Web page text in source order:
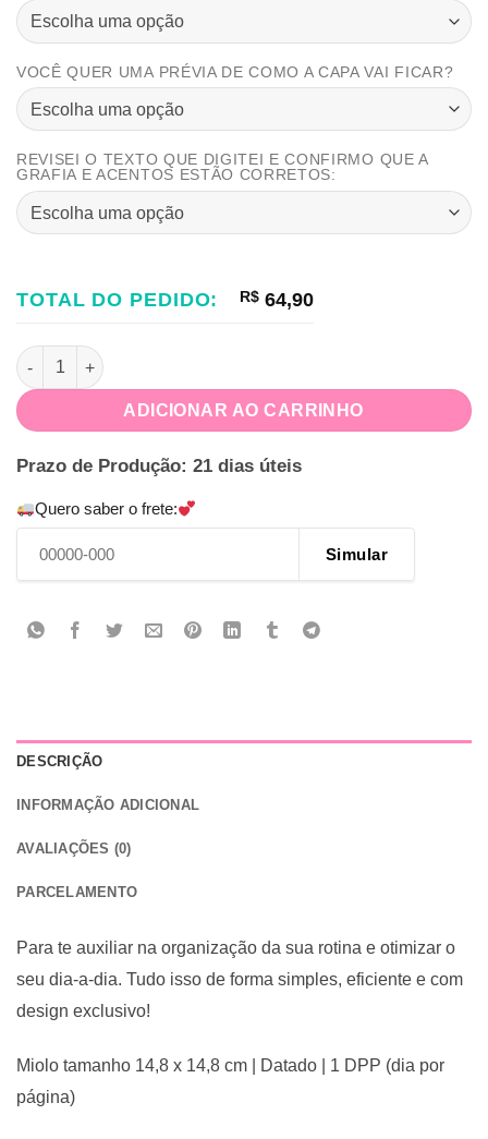
VOCÊ QUER UMA PRÉVIA DE COMO A CAPA VAI FICAR?
REVISEI O TEXTO QUE DIGITEI E CONFIRMO QUE A
GRAFIA E ACENTOS ESTÃO CORRETOS:
TOTAL DO PEDIDO: R$ 64,90
Mini Agenda 2026 | 1DPP – Datado quantidade
ADICIONAR AO CARRINHO
Prazo de Produção: 21 dias úteis
Quero saber o frete:
Simular
DESCRIÇÃO
INFORMAÇÃO ADICIONAL
AVALIAÇÕES (0)
PARCELAMENTO
Para te auxiliar na organização da sua rotina e otimizar o
seu dia-a-dia. Tudo isso de forma simples, eficiente e com
design exclusivo!
Miolo tamanho 14,8 x 14,8 cm | Datado | 1 DPP (dia por
página)